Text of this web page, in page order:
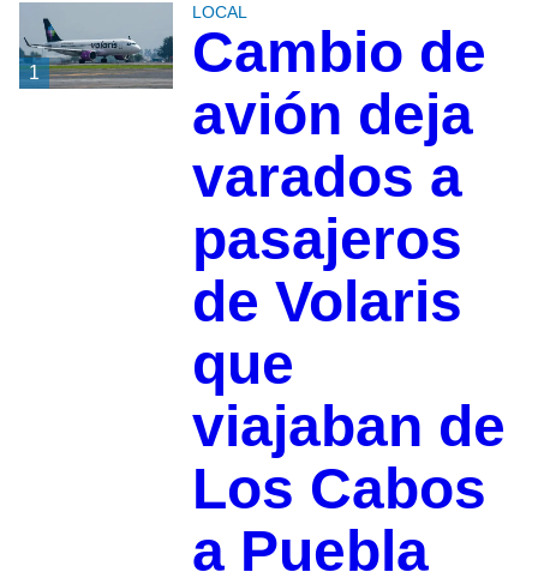
1
LOCAL
Cambio de
avión deja
varados a
pasajeros
de Volaris
que
viajaban de
Los Cabos
a Puebla